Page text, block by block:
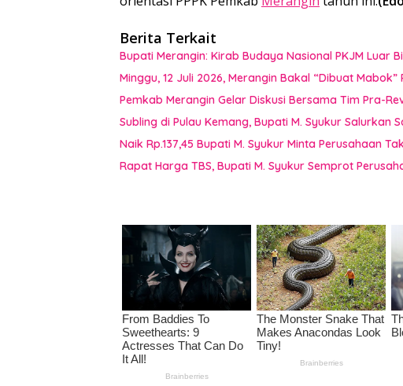
Berita Terkait
Bupati Merangin: Kirab Budaya Nasional PKJM Luar
Minggu, 12 Juli 2026, Merangin Bakal “Dibuat
Pemkab Merangin Gelar Diskusi Bersama Tim Pra-
Subling di Pulau Kemang, Bupati M. Syukur Salurkan
Naik Rp.137,45 Bupati M. Syukur Minta Perusahaan
Rapat Harga TBS, Bupati M. Syukur Semprot